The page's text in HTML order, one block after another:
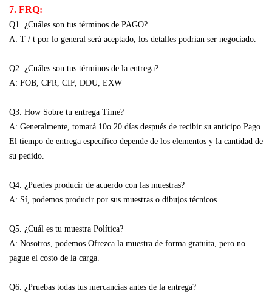
7. FRQ:
Q1. ¿Cuáles son tus términos de PAGO?
A: T / t por lo general será aceptado, los detalles podrían ser negociado.
Q2. ¿Cuáles son tus términos de la entrega?
A: FOB, CFR, CIF, DDU, EXW
Q3. How Sobre tu entrega Time?
A: Generalmente, tomará 10o 20 días después de recibir su anticipo Pago.
El tiempo de entrega específico depende de los elementos y la cantidad de
su pedido.
Q4. ¿Puedes producir de acuerdo con las muestras?
A: Sí, podemos producir por sus muestras o dibujos técnicos.
Q5. ¿Cuál es tu muestra Política?
A: Nosotros, podemos Ofrezca la muestra de forma gratuita, pero no
pague el costo de la carga.
Q6. ¿Pruebas todas tus mercancías antes de la entrega?